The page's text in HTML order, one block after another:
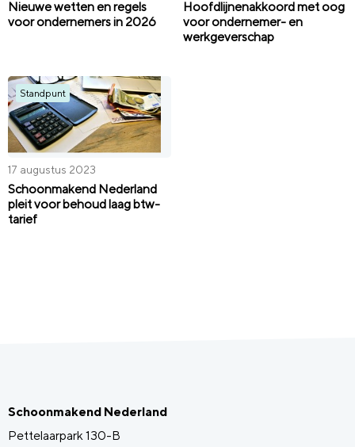
Nieuwe wetten en regels
voor ondernemers in 2026
Hoofdlijnenakkoord met oog
voor ondernemer- en
werkgeverschap
Standpunt
17 augustus 2023
Schoonmakend Nederland
pleit voor behoud laag btw-
tarief
Schoonmakend Nederland
Pettelaarpark 130-B